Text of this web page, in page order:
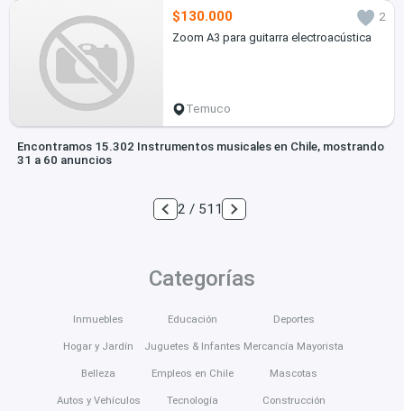
$130.000
2
Zoom A3 para guitarra electroacústica
Temuco
Encontramos 15.302 Instrumentos musicales en Chile, mostrando
31 a 60 anuncios
2 / 511
Categorías
Inmuebles
Hogar y Jardín
Belleza
Autos y Vehículos
Educación
Juguetes & Infantes
Empleos en Chile
Tecnología
Deportes
Mercancía Mayorista
Mascotas
Construcción